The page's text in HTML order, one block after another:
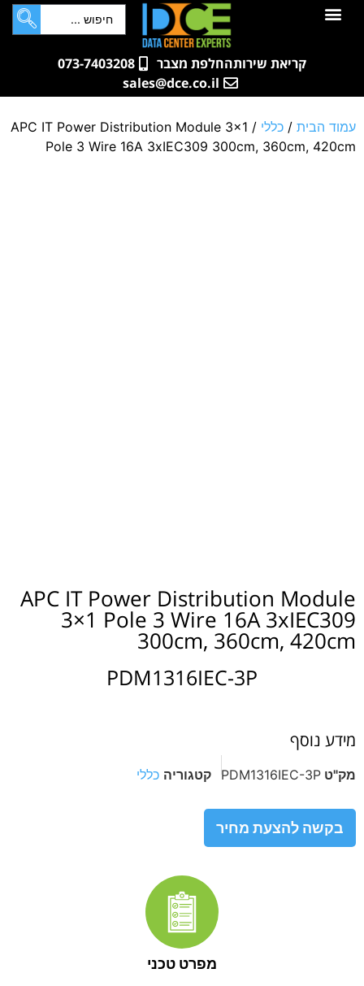
לתוכן
קריאת שירותהחלפת מצבר
073-7403208
sales@dce.co.il
עמוד הבית / כללי
/ APC IT Power Distribution Module 3×1
Pole 3 Wire 16A 3xIEC309 300cm, 360cm, 420cm
APC IT Power Distribution Module
3×1 Pole 3 Wire 16A 3xIEC309
300cm, 360cm, 420cm
PDM1316IEC-3P
מידע נוסף
מק"ט PDM1316IEC-3P קטגוריה כללי
בקשה להצעת מחיר
מפרט טכני